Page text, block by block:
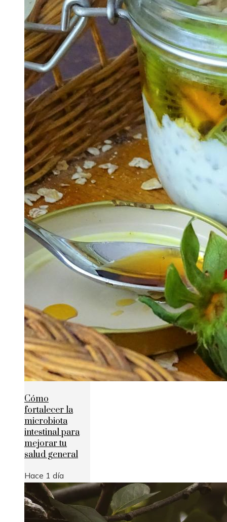
Cómo
fortalecer la
microbiota
intestinal para
mejorar tu
salud general
Hace 1 día